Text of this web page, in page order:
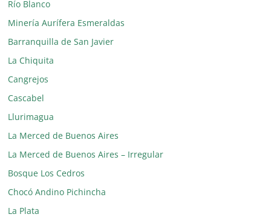
Río Blanco
Minería Aurífera Esmeraldas
Barranquilla de San Javier
La Chiquita
Cangrejos
Cascabel
Llurimagua
La Merced de Buenos Aires
La Merced de Buenos Aires – Irregular
Bosque Los Cedros
Chocó Andino Pichincha
La Plata